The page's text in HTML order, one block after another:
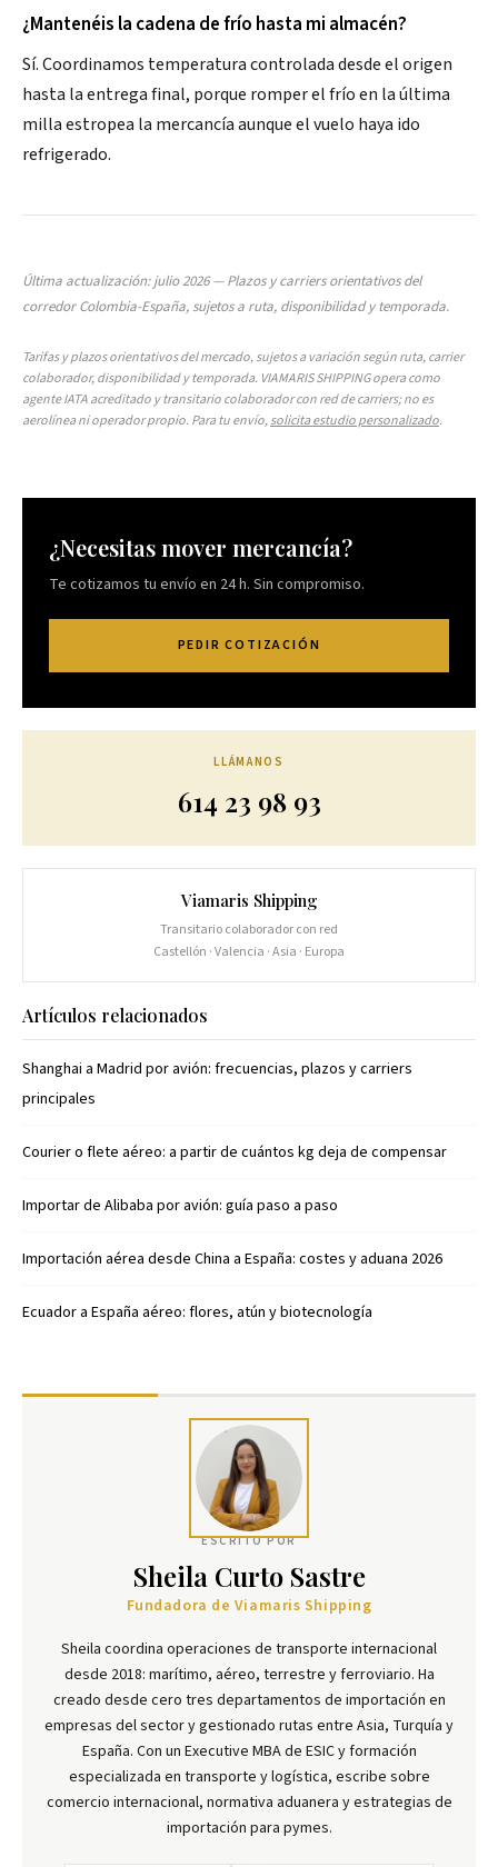
¿Mantenéis la cadena de frío hasta mi almacén?
Sí. Coordinamos temperatura controlada desde el origen
hasta la entrega final, porque romper el frío en la última
milla estropea la mercancía aunque el vuelo haya ido
refrigerado.
Última actualización: julio 2026 — Plazos y carriers orientativos del
corredor Colombia-España, sujetos a ruta, disponibilidad y temporada.
Tarifas y plazos orientativos del mercado, sujetos a variación según ruta, carrier
colaborador, disponibilidad y temporada. VIAMARIS SHIPPING opera como
agente IATA acreditado y transitario colaborador con red de carriers; no es
aerolínea ni operador propio. Para tu envío,solicita estudio personalizado.
¿Necesitas mover mercancía?
Te cotizamos tu envío en 24 h. Sin compromiso.
PEDIR COTIZACIÓN
LLÁMANOS
614 23 98 93
Viamaris Shipping
Transitario colaborador con red
Castellón · Valencia · Asia · Europa
Artículos relacionados
Shanghai a Madrid por avión: frecuencias, plazos y carriers
principales
Courier o flete aéreo: a partir de cuántos kg deja de compensar
Importar de Alibaba por avión: guía paso a paso
Importación aérea desde China a España: costes y aduana 2026
Ecuador a España aéreo: flores, atún y biotecnología
ESCRITO POR
Sheila Curto Sastre
Fundadora de Viamaris Shipping
Sheila coordina operaciones de transporte internacional
desde 2018: marítimo, aéreo, terrestre y ferroviario. Ha
creado desde cero tres departamentos de importación en
empresas del sector y gestionado rutas entre Asia, Turquía y
España. Con un Executive MBA de ESIC y formación
especializada en transporte y logística, escribe sobre
comercio internacional, normativa aduanera y estrategias de
importación para pymes.